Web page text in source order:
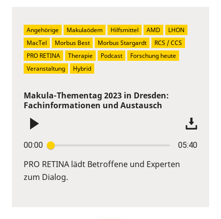
Makula-Thementag 2023 in Dresden:
Fachinformationen und Austausch
00:00 05:40
PRO RETINA lädt Betroffene und Experten
zum Dialog.
Angehörige Makulaödem Hilfsmittel AMD
LHON
MacTel
Morbus Best Morbus Stargardt
RCS / CCS
PRO RETINA
Therapie Podcast
Forschung heute
Veranstaltung
Hybrid